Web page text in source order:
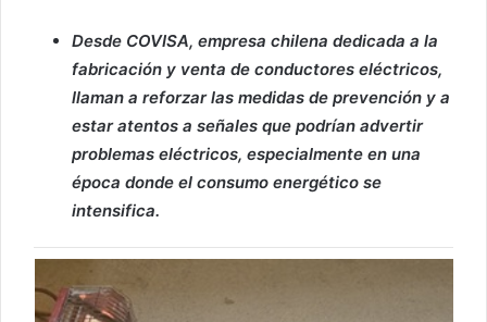
Desde COVISA, empresa chilena dedicada a la
fabricación y venta de conductores eléctricos,
llaman a reforzar las medidas de prevención y a
estar atentos a señales que podrían advertir
problemas eléctricos, especialmente en una
época donde el consumo energético se
intensifica.